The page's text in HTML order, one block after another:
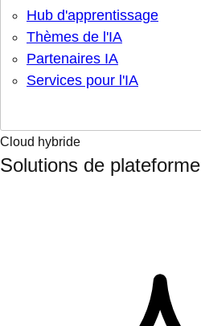
Hub d'apprentissage
Thèmes de l'IA
Partenaires IA
Services pour l'IA
Cloud hybride
Solutions de plateforme